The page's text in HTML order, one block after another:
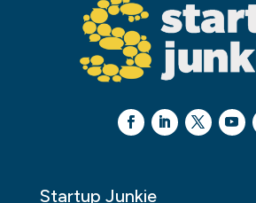
Startup Junkie